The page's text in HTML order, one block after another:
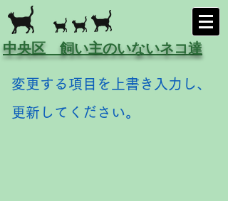
中央区 飼い主のいないネコ達
変更する項目を上書き入力し、
更新してください。